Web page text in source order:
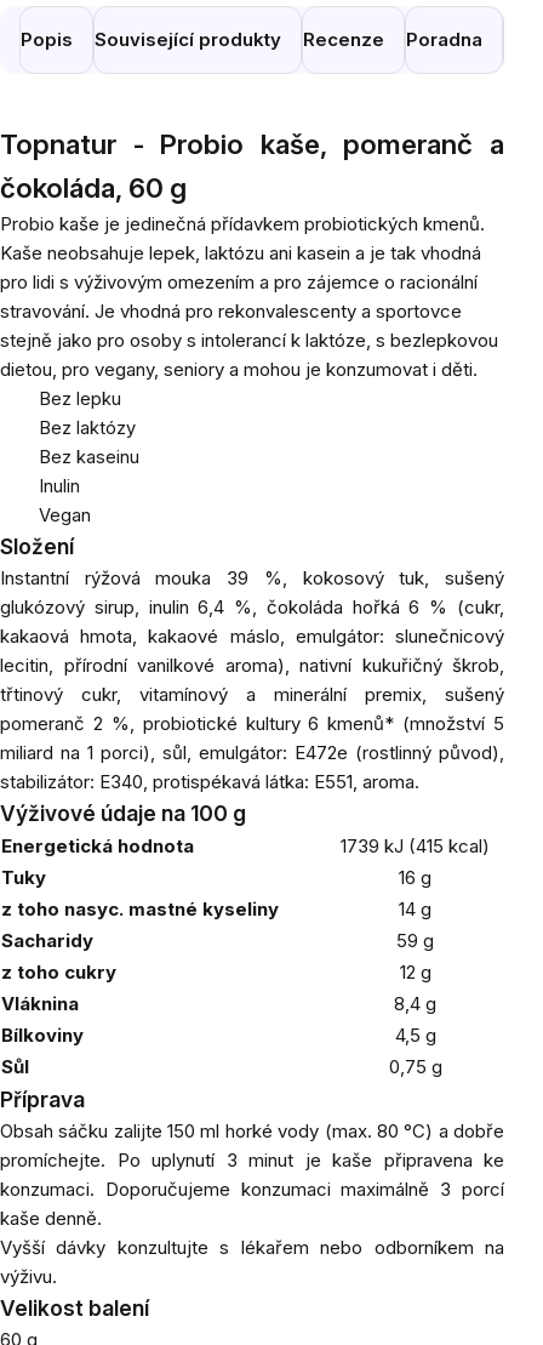
Popis Související produkty Recenze Poradna
Topnatur - Probio kaše, pomeranč a
čokoláda, 60 g
Probio kaše je jedinečná přídavkem probiotických kmenů.
Kaše neobsahuje lepek, laktózu ani kasein a je tak vhodná
pro lidi s výživovým omezením a pro zájemce o racionální
stravování. Je vhodná pro rekonvalescenty a sportovce
stejně jako pro osoby s intolerancí k laktóze, s bezlepkovou
dietou, pro vegany, seniory a mohou je konzumovat i děti.
Bez lepku
Bez laktózy
Bez kaseinu
Inulin
Vegan
Složení
Instantní rýžová mouka 39 %, kokosový tuk, sušený
glukózový sirup, inulin 6,4 %, čokoláda hořká 6 % (cukr,
kakaová hmota, kakaové máslo, emulgátor: slunečnicový
lecitin, přírodní vanilkové aroma), nativní kukuřičný škrob,
třtinový cukr, vitamínový a minerální premix, sušený
pomeranč 2 %, probiotické kultury 6 kmenů* (množství 5
miliard na 1 porci), sůl, emulgátor: E472e (rostlinný původ),
stabilizátor: E340, protispékavá látka: E551, aroma.
Výživové údaje na 100 g
Energetická hodnota
1739 kJ (415 kcal)
Tuky
16 g
z toho nasyc. mastné kyseliny
14 g
Sacharidy
59 g
z toho cukry
12 g
Vláknina
8,4 g
Bílkoviny
4,5 g
Sůl
0,75 g
Příprava
Obsah sáčku zalijte 150 ml horké vody (max. 80 °C) a dobře
promíchejte. Po uplynutí 3 minut je kaše připravena ke
konzumaci. Doporučujeme konzumaci maximálně 3 porcí
kaše denně.
Vyšší dávky konzultujte s lékařem nebo odborníkem na
výživu.
Velikost balení
60 g